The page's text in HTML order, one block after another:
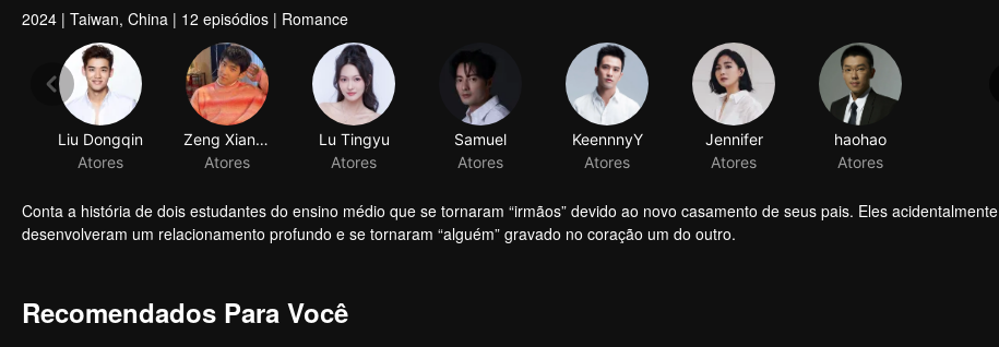
2024 | Taiwan, China | 12 episódios | Romance
Liu Dongqin
Atores
Zeng Xiangzhen
Atores
Lu Tingyu
Atores
Samuel
Atores
KeennnyY
Atores
Jennifer
Atores
haohao
Atores
Conta a história de dois estudantes do ensino médio que se tornaram “irmãos” devido ao novo casamento de seus pais. Eles acidentalmente
desenvolveram um relacionamento profundo e se tornaram “alguém” gravado no coração um do outro.
Recomendados Para Você